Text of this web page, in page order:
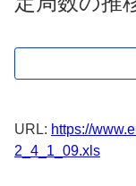
URL: https://
2_4_1_09.xls